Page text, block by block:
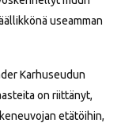
useamman
Karhuseudun
on riittänyt,
etätöihin,